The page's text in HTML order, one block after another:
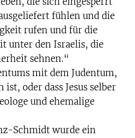
fühlen und die
rufen und für die
unter den Israelis, die
sehnen.“
mit dem Judentum,
ist, oder dass Jesus selber
und ehemalige
Schmidt wurde ein